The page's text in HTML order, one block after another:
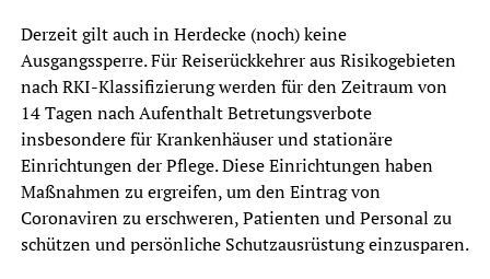
Derzeit gilt auch in Herdecke (noch) keine
Ausgangssperre. Für Reiserückkehrer aus Risikogebieten
nach RKI-Klassifizierung werden für den Zeitraum von
14 Tagen nach Aufenthalt Betretungsverbote
insbesondere für Krankenhäuser und stationäre
Einrichtungen der Pflege. Diese Einrichtungen haben
Maßnahmen zu ergreifen, um den Eintrag von
Coronaviren zu erschweren, Patienten und Personal zu
schützen und persönliche Schutzausrüstung einzusparen.